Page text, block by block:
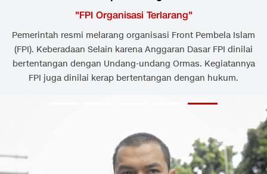
"FPI Organisasi Terlarang"
Pemerintah resmi melarang organisasi Front Pembela Islam
(FPI). Keberadaan Selain karena Anggaran Dasar FPI dinilai
bertentangan dengan Undang-undang Ormas. Kegiatannya
FPI juga dinilai kerap bertentangan dengan hukum.